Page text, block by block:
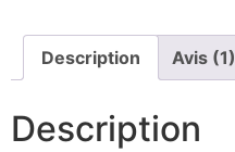
Description Avis (1)
Description